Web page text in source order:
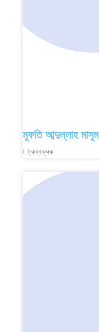
মুফতি আব্দুল্লাহ মাসুম
া্কব্বক্বক